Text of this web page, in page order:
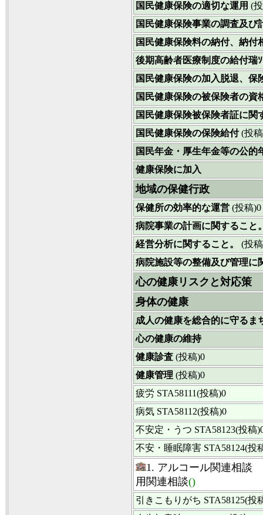
国民健康保険の適切な運用 (
国民健康保険事業の調査及
国民健康保険料の納付、納付
後期高齢者医療制度の給付瑞
国民健康保険の加入脱退、保
国民健康保険の被保険者の
国民健康保険被保険者証に関
国民健康保険の保険給付(投
国民年金・厚生年金等の公的
健康保険に加入
地域の保健行政
保健所の効率的な運営 (投稿)0
病院事業の計画に関すること
経営分析に関すること。 (投
病院施設等の整備及び管理に
心の健康リスクと対応策
身体の健康
成人の健康を総合的に守るま
心の健康の維持
健康診査 (投稿)0
健康管理 (投稿)0
疲労 STA58111(投稿)0
病気 STA58112(投稿)0
不安定・うつ STA58123(投稿
不安・睡眠障害 STA58124(投
1. アルコー
用関連相談()
引きこもりがち STA58125(投